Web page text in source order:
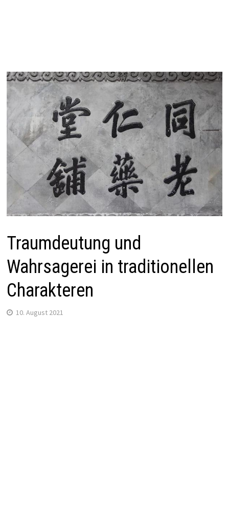
Traumdeutung und
Wahrsagerei in traditionellen
Charakteren
10. August 2021